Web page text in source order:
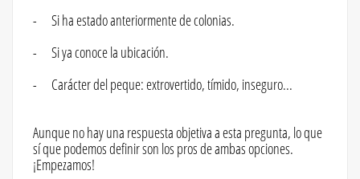
- Si ha estado anteriormente de colonias.
- Si ya conoce la ubicación.
- Carácter del peque: extrovertido, tímido, inseguro...
Aunque no hay una respuesta objetiva a esta pregunta, lo que
sí que podemos definir son los pros de ambas opciones.
¡Empezamos!